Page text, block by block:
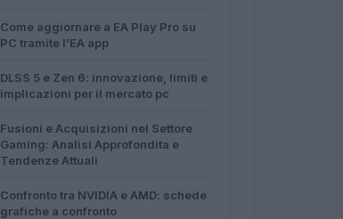
Come aggiornare a EA Play Pro su
PC tramite l’EA app
DLSS 5 e Zen 6: innovazione, limiti e
implicazioni per il mercato pc
Fusioni e Acquisizioni nel Settore
Gaming: Analisi Approfondita e
Tendenze Attuali
Confronto tra NVIDIA e AMD: schede
grafiche a confronto